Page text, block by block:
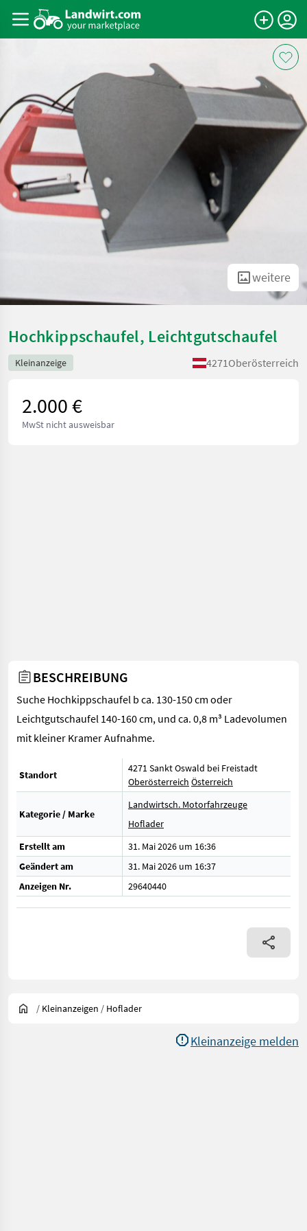
weitere
Hochkippschaufel, Leichtgutschaufel
Kleinanzeige 4271Oberösterreich
2.000 €
MwSt nicht ausweisbar
BESCHREIBUNG
Suche Hochkippschaufel b ca. 130-150 cm oder
Leichtgutschaufel 140-160 cm, und ca. 0,8 m³ Ladevolumen
mit kleiner Kramer Aufnahme.
Standort
4271 Sankt Oswald bei Freistadt
Oberösterreich Österreich
Kategorie / Marke
Landwirtsch. Motorfahrzeuge
Hoflader
Erstellt am
31. Mai 2026 um 16:36
Geändert am
31. Mai 2026 um 16:37
Anzeigen Nr.
29640440
/ Kleinanzeigen / Hoflader
Kleinanzeige melden